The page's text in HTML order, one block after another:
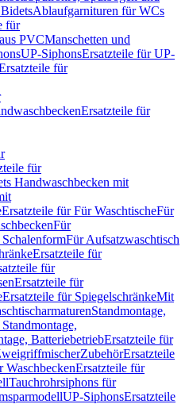
Ablaufgarnituren für WCs
für
PVCManschetten und
UP-SiphonsErsatzteile für UP-
für
Ersatzteile für
für
Handwaschbecken mit
Ersatzteile für Für WaschtischeFür
Für
Für Aufsatzwaschtisch
Ersatzteile für
für
Ersatzteile für
Ersatzteile für SpiegelschränkeMit
Standmontage,
BatteriebetriebErsatzteile für
ZubehörErsatzteile
Ersatzteile für
Tauchrohrsiphons für
UP-SiphonsErsatzteile